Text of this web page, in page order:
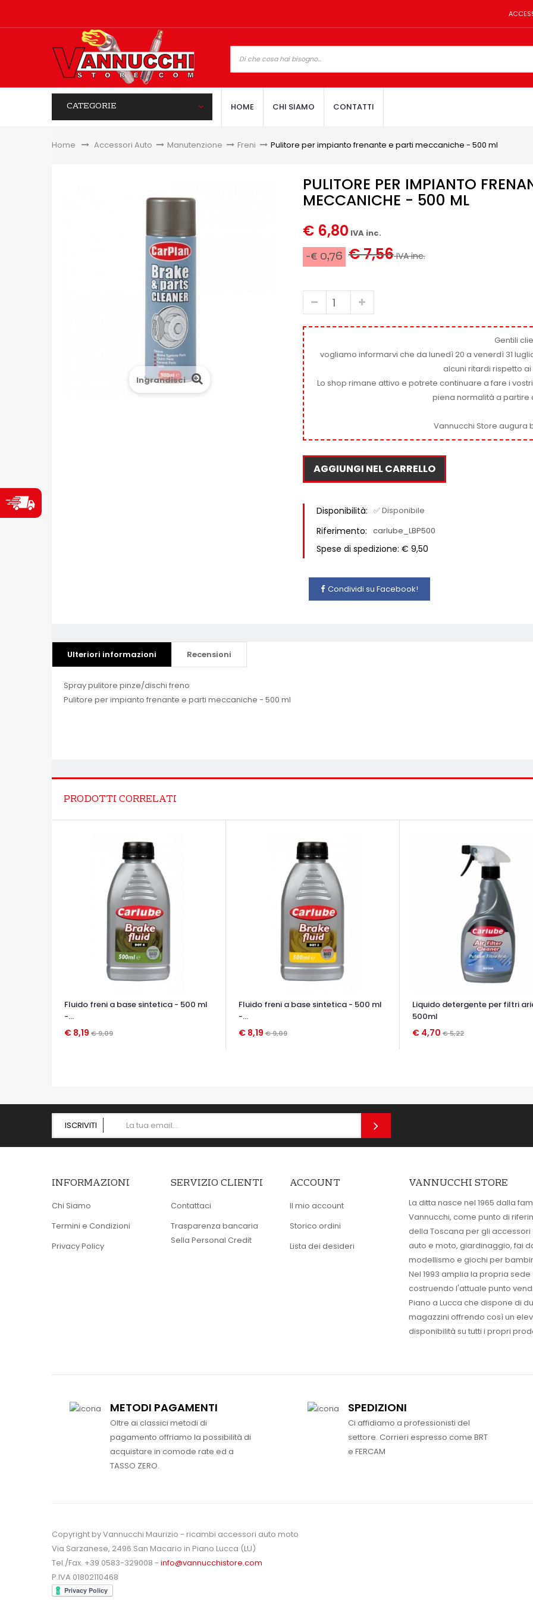
CATEGORIE HOME CHI SIAMO CONTATTI
Home &gt;Accessori Auto > Manutenzione > Freni > Pulitore per impianto frenante e parti meccaniche - 500 ml
Ingrandisci
PULITORE PER IMPIANTO
MECCANICHE - 500 ML
€ 6,80 IVA inc.
-€ 0,76 € 7,56IVA inc.
Gentili
vogliamo informarvi che da lunedì 20 a venerdì 31
alcuni ritardi rispetto
Lo shop rimane attivo e potrete continuare a fare i
piena normalità a partire
Vannucchi Store augura
AGGIUNGI NEL CARRELLO
Disponibilità: ✅ Disponibile
Riferimento: carlube_LBP500
Spese di spedizione: € 9,50
Condividi su Facebook!
Ulteriori informazioni Recensioni
Spray pulitore pinze/dischi freno
Pulitore per impianto frenante e parti meccaniche - 500 ml
PRODOTTI CORRELATI
Fluido freni a base sintetica - 500 ml
-...
€ 8,19 € 9,09
Fluido freni a base sintetica - 500 ml
-...
€ 8,19€ 9,09
Liquido detergente per filtri
500ml
€ 4,70 € 5,22
ISCRIVITI
INFORMAZIONI
Chi Siamo
Termini e Condizioni
Privacy Policy
SERVIZIO CLIENTI
Contattaci
Trasparenza bancaria
Sella Personal Credit
ACCOUNT
Il mio account
Storico ordini
Lista dei desideri
VANNUCCHI STORE
La ditta nasce nel 1965 dalla
Vannucchi, come punto di
della Toscana per gli
auto e moto, giardinaggio, fai
modellismo e giochi per
Nel 1993 amplia la propria sede
costruendo l'attuale punto
Piano a Lucca che dispone di
magazzini offrendo così un
disponibilità su tutti i propri
METODI PAGAMENTI
Oltre ai classici metodi di
pagamento offriamo la possibilità di
acquistare in comode rate ed a
TASSO ZERO.
SPEDIZIONI
Ci affidiamo a professionisti del
settore. Corrieri espresso come BRT
e FERCAM
Copyright by Vannucchi Maurizio - ricambi accessori auto moto
Via Sarzanese, 2496 San Macario in Piano Lucca (LU)
Tel./Fax. +39 0583-329008 - info@vannucchistore.com
P.IVA 01802110468